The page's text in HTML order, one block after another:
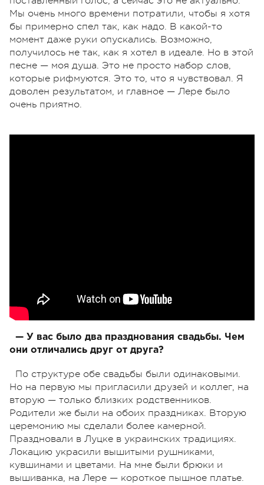
Мы очень много времени потратили, чтобы я хотя
бы примерно спел так, как надо. В какой-то
момент даже руки опускались. Возможно,
получилось не так, как я хотел в идеале. Но в этой
песне — моя душа. Это не просто набор слов,
которые рифмуются. Это то, что я чувствовал. Я
доволен результатом, и главное — Лере было
очень приятно.
— У вас было два празднования свадьбы. Чем
они отличались друг от друга?
По структуре обе свадьбы были одинаковыми.
Но на первую мы пригласили друзей и коллег, на
вторую — только близких родственников.
Родители же были на обоих праздниках. Вторую
церемонию мы сделали более камерной.
Праздновали в Луцке в украинских традициях.
Локацию украсили вышитыми рушниками,
кувшинами и цветами. На мне были брюки и
вышиванка, на Лере — короткое пышное платье.